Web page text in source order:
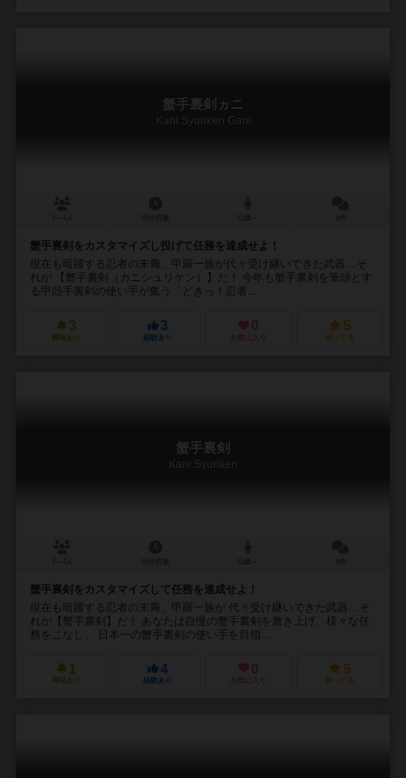
蟹手裏剣ヵニ
Kani Syuriken Gani
蟹手裏剣をカスタマイズし投げて任務を達成せよ！
現在も暗躍する忍者の末裔、甲羅一族が代々受け継いできた武器…そ
れが 【蟹手裏剣（カニシュリケン）】だ！ 今年も蟹手裏剣を筆頭とす
る甲殻手裏剣の使い手が集う「どきっ！忍者...
3
興味あり
3
経験あり
0
お気に入り
5
持ってる
蟹手裏剣
Kani Syuriken
蟹手裏剣をカスタマイズして任務を達成せよ！
現在も暗躍する忍者の末裔、甲羅一族が 代々受け継いできた武器…そ
れが【蟹手裏剣】だ！ あなたは自慢の蟹手裏剣を磨き上げ、様々な任
務をこなし、 日本一の蟹手裏剣の使い手を目指...
1
興味あり
4
経験あり
0
お気に入り
5
持ってる